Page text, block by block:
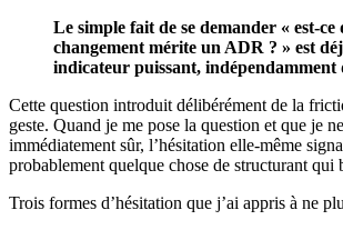
Le simple fait de se demander « est-ce
changement mérite un ADR ? » est
indicateur puissant, indépendamment
Cette question introduit délibérément de la
geste. Quand je me pose la question et que je
immédiatement sûr, l’hésitation elle-même
probablement quelque chose de structurant qui
Trois formes d’hésitation que j’ai appris à ne